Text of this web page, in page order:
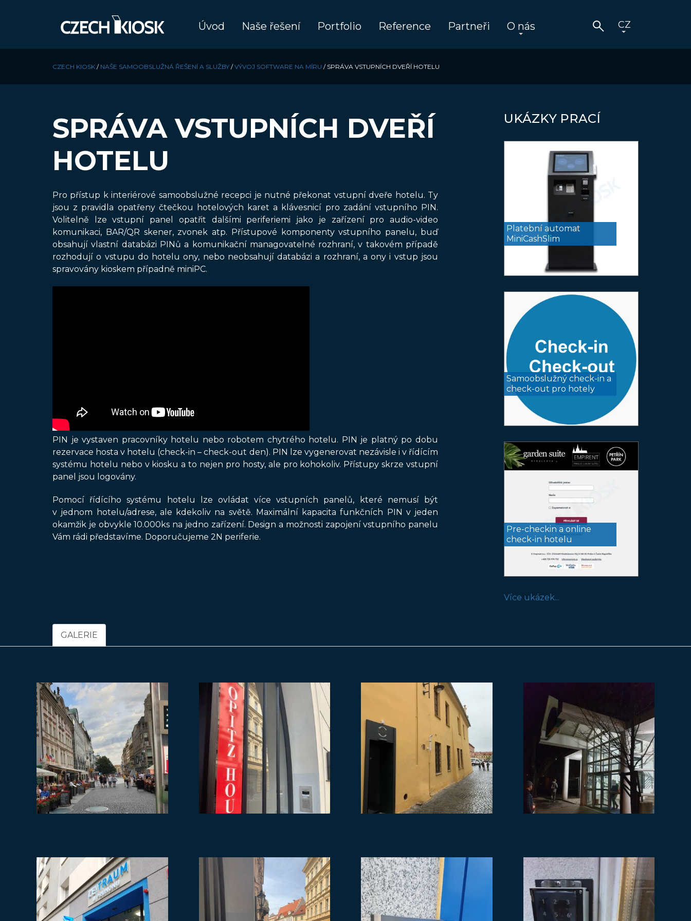
Úvod Naše řešení Portfolio Reference Partneři O nás
CZECH KIOSK / NAŠE SAMOOBSLUŽNÁ ŘEŠENÍ A SLUŽBY /VÝVOJ SOFTWARE NA MÍRU / SPRÁVA VSTUPNÍCH DVEŘÍ HOTELU
SPRÁVA VSTUPNÍCH DVEŘÍ
HOTELU
Pro přístup k interiérové samoobslužné recepci je nutné překonat vstupní dveře hotelu. Ty
jsou z pravidla opatřeny čtečkou hotelových karet a klávesnicí pro zadání vstupního PIN.
Volitelně lze vstupní panel opatřit dalšími periferiemi jako je zařízení pro audio-video
komunikaci, BAR/QR skener, zvonek atp. Přístupové komponenty vstupního panelu, buď
obsahují vlastní databázi PINů a komunikační managovatelné rozhraní, v takovém případě
rozhodují o vstupu do hotelu ony, nebo neobsahují databázi a rozhraní, a ony i vstup jsou
spravovány kioskem případně miniPC.
PIN je vystaven pracovníky hotelu nebo robotem chytrého hotelu. PIN je platný po dobu
rezervace hosta v hotelu (check-in – check-out den). PIN lze vygenerovat nezávisle i v řídícím
systému hotelu nebo v kiosku a to nejen pro hosty, ale pro kohokoliv. Přístupy skrze vstupní
panel jsou logovány.
Pomocí řídícího systému hotelu lze ovládat více vstupních panelů, které nemusí být
v jednom hotelu/adrese, ale kdekoliv na světě. Maximální kapacita funkčních PIN v jeden
okamžik je obvykle 10.000ks na jedno zařízení. Design a možnosti zapojení vstupního panelu
Vám rádi představíme. Doporučujeme 2N periferie.
UKÁZKY PRACÍ
Platební automat
MiniCashSlim
Samoobslužný check-in a
check-out pro hotely
Pre-checkin a online
check-in hotelu
Více ukázek...
GALERIE